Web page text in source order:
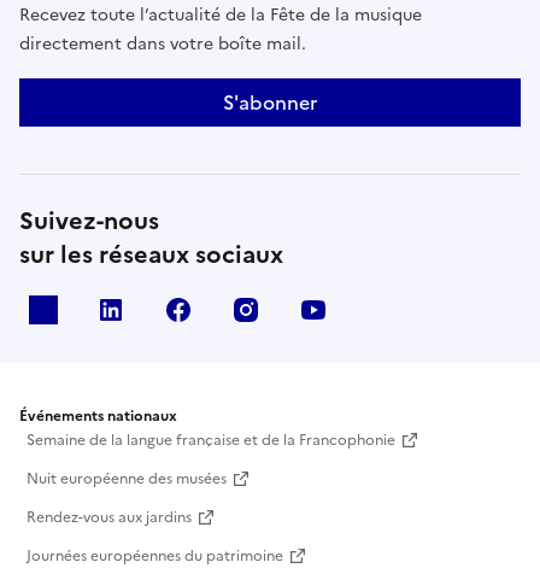
Recevez toute l’actualité de la Fête de la musique
directement dans votre boîte mail.
S'abonner
Suivez-nous
sur les réseaux sociaux
Linkedin Facebook Instagram
Événements nationaux
Semaine de la langue française et de la Francophonie
Nuit européenne des musées
Rendez-vous aux jardins
Journées européennes du patrimoine